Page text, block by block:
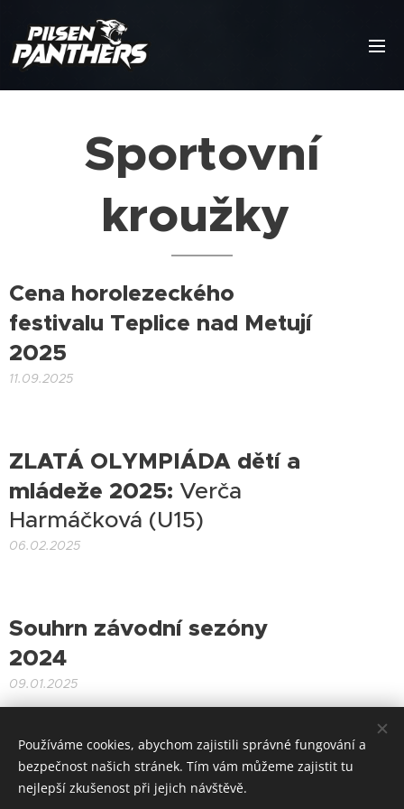
Sportovní
kroužky
Cena horolezeckého
festivalu Teplice nad Metují
2025
11.09.2025
ZLATÁ OLYMPIÁDA dětí a
mládeže 2025: Verča
Harmáčková (U15)
06.02.2025
Souhrn závodní sezóny
2024
09.01.2025
Používáme cookies, abychom zajistili správné fungování a
bezpečnost našich stránek. Tím vám můžeme zajistit tu
nejlepší zkušenost při jejich návštěvě.